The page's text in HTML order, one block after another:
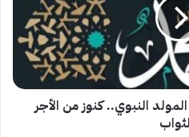
النبوي.. كنوز من الأجر